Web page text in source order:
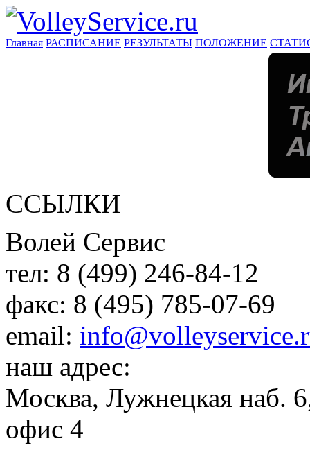
Главная РАСПИСАНИЕ РЕЗУЛЬТАТЫ ПОЛОЖЕНИЕ
ССЫЛКИ
Волей Сервис
тел: 8 (499) 246-84-12
факс: 8 (495) 785-07-69
email:
наш адрес:
Москва, Лужнецкая наб.
офис 4